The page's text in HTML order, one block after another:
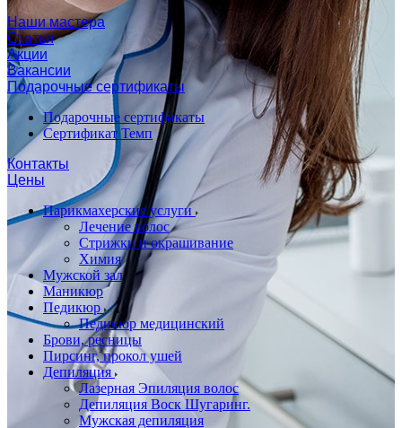
Наши мастера
Статьи
Акции
Вакансии
Подарочные сертификаты
Подарочные сертификаты
Сертификат Темп
Контакты
Цены
Парикмахерские услуги
Лечение волос
Стрижки и окрашивание
Химия
Мужской зал
Маникюр
Педикюр
Педикюр медицинский
Брови, ресницы
Пирсинг, прокол ушей
Депиляция
Лазерная Эпиляция волос
Депиляция Воск Шугаринг.
Мужская депиляция